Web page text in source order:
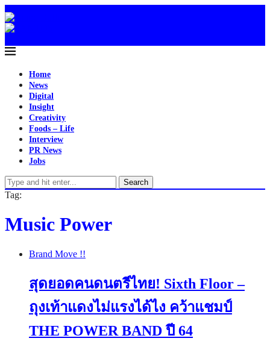
Home
News
Digital
Insight
Creativity
Foods – Life
Interview
PR News
Jobs
Search
Tag:
Music Power
Brand Move !!
สุดยอดคนดนตรีไทย! Sixth Floor –
ถุงเท้าแดงไม่แรงได้ไง คว้าแชมป์
THE POWER BAND ปี 64